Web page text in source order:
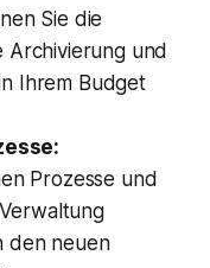
Sie die
Archivierung und
Ihrem Budget
Prozesse und
den neuen